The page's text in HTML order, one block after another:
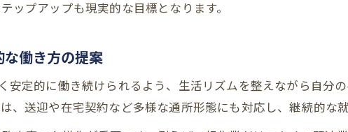
ップアップも現実的な目標となります。
働き方の提案
安定的に働き続けられるよう、生活リズムを整えながら自分
、送迎や在宅契約など多様な通所形態にも対応し、継続的な